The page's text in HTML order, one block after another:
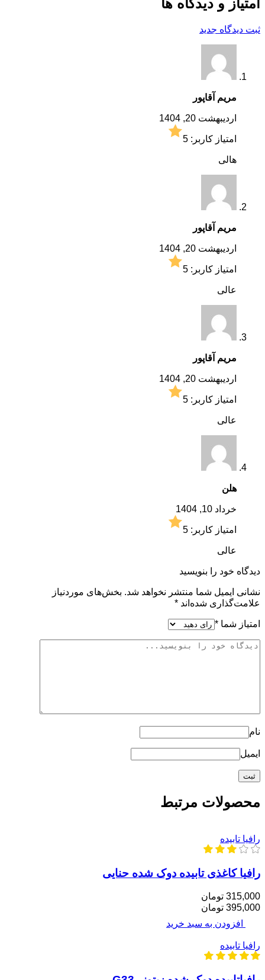
امتیاز و دیدگاه ها
ثبت دیدگاه جدید
مریم آقاپور
اردیبهشت 20, 1404
امتیاز کاربر: 5
هالی
مریم آقاپور
اردیبهشت 20, 1404
امتیاز کاربر: 5
عالی
مریم آقاپور
اردیبهشت 20, 1404
امتیاز کاربر: 5
عالی
هلن
خرداد 10, 1404
امتیاز کاربر: 5
عالی
دیدگاه خود را بنویسید
نشانی ایمیل شما منتشر نخواهد شد. بخش‌های موردنیاز
علامت‌گذاری شده‌اند *
امتیاز شما *
نام
ایمیل
محصولات مرتبط
رافیا تابیده
رافیا کاغذی تابیده دوک شده حنایی
315,000 تومان
395,000 تومان
افزودن به سبد خرید
رافیا تابیده